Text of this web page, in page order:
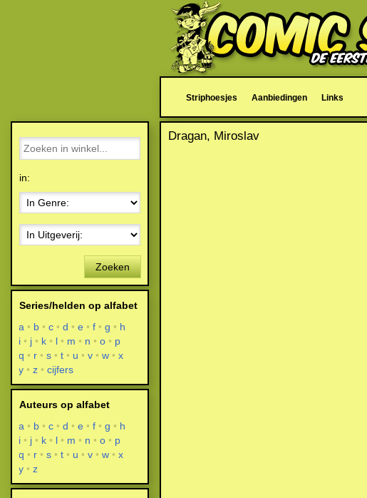
Striphoesjes Aanbiedingen Links
Dragan, Miroslav
in:
Zoeken
Series/helden op alfabet
a
b c d e f g
h
i
j k l m n o
p
q
r s t u v w
x
y
z cijfers
Auteurs op alfabet
a
b c d e f g
h
i
j k l m n o
p
q
r s t u v w
x
y
z